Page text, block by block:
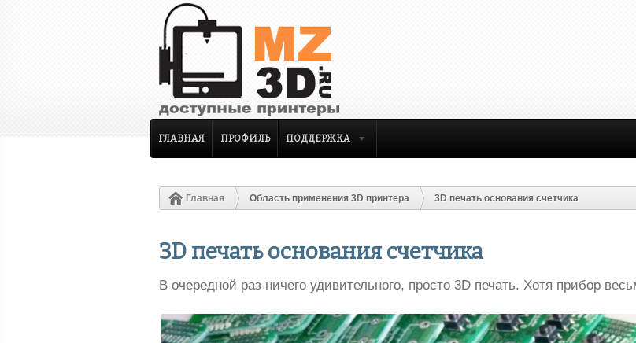
ГЛАВНАЯ ПРОФИЛЬ ПОДДЕРЖКА
Главная Область применения 3D принтера 3D печать основания счетчика
3D печать основания счетчика
В очередной раз ничего удивительного, просто 3D печать. Хотя прибор